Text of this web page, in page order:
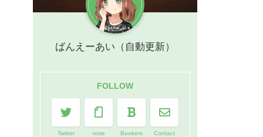
ばんえーあい（自動更新）
FOLLOW
Twitter note Bookers Contact